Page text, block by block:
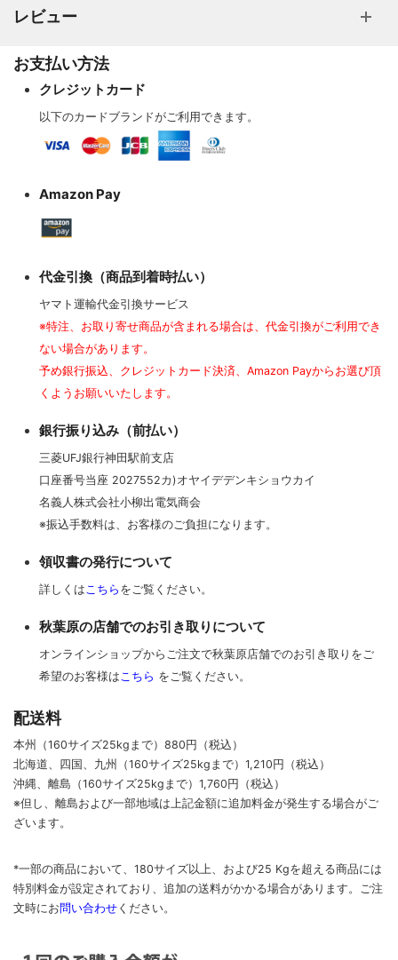
レビュー
お支払い方法
クレジットカード
以下のカードブランドがご利用できます。
Amazon Pay
代金引換（商品到着時払い）
ヤマト運輸代金引換サービス
※特注、お取り寄せ商品が含まれる場合は、代金引換がご利用でき
ない場合があります。
予め銀行振込、クレジットカード決済、Amazon Payからお選び頂
くようお願いいたします。
銀行振り込み（前払い）
三菱UFJ銀行神田駅前支店
口座番号当座 2027552カ)オヤイデデンキショウカイ
名義人株式会社小柳出電気商会
※振込手数料は、お客様のご負担になります。
領収書の発行について
詳しくはこちら をご覧ください。
秋葉原の店舗でのお引き取りについて
オンラインショップからご注文で秋葉原店舗でのお引き取りをご
希望のお客様はこちら をご覧ください。
配送料
本州（160サイズ25kgまで）880円（税込）
北海道、四国、九州
（160サイズ25kgまで） 1,210円（税込）
沖縄、離島 （160サイズ25kgまで） 1,760円（税込）
※但し、離島および一部地域は上記金額に追加料金が発生する場合がご
ざいます。
*一部の商品において、180サイズ以上、および25 Kgを超える商品には
特別料金が設定されており、追加の送料がかかる場合があります。 ご注
文時にお問い合わせ ください。